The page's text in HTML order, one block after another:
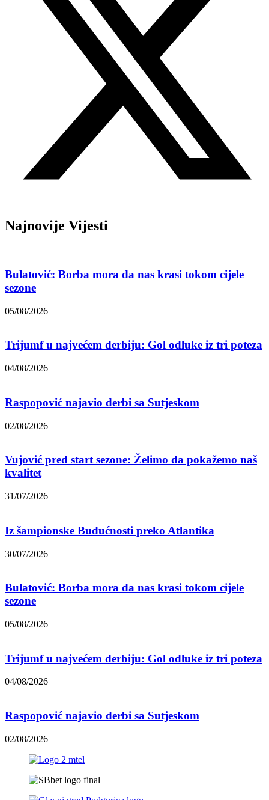
Najnovije Vijesti
Bulatović: Borba mora da nas krasi tokom cijele
sezone
05/08/2026
Trijumf u najvećem derbiju: Gol odluke iz tri poteza
04/08/2026
Raspopović najavio derbi sa Sutjeskom
02/08/2026
Vujović pred start sezone: Želimo da pokažemo naš
kvalitet
31/07/2026
Iz šampionske Budućnosti preko Atlantika
30/07/2026
Bulatović: Borba mora da nas krasi tokom cijele
sezone
05/08/2026
Trijumf u najvećem derbiju: Gol odluke iz tri poteza
04/08/2026
Raspopović najavio derbi sa Sutjeskom
02/08/2026